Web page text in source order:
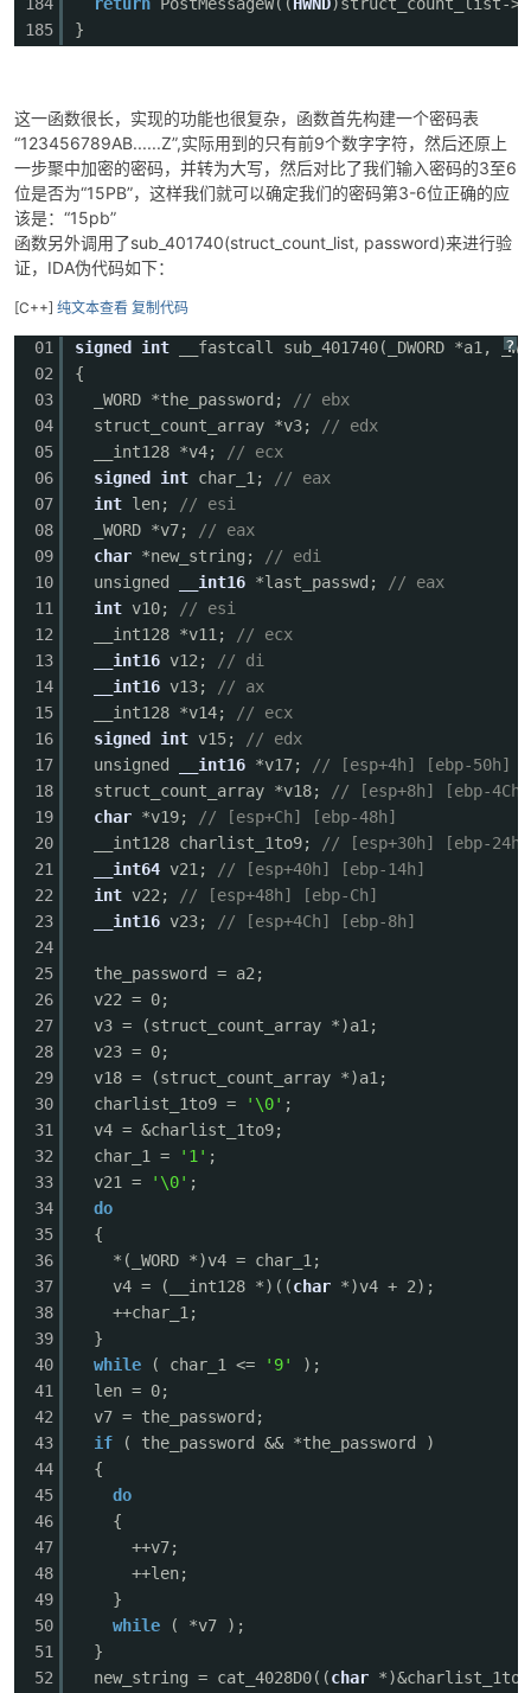
185
}
这一函数很长，实现的功能也很复杂，函数首先构建一个密码表
“123456789AB......Z”,实际用到的只有前9个数字字符，然后还原上
一步聚中加密的密码，并转为大写，然后对比了我们输入密码的3至6
位是否为“15PB”，这样我们就可以确定我们的密码第3-6位正确的应
该是：“15pb”
函数另外调用了sub_401740(struct_count_list, password)来进行验
证，IDA伪代码如下：
[C++] 纯文本查看 复制代码
?
01
02
03
04
05
06
07
08
09
10
11
12
13
14
15
16
17
18
19
20
21
22
23
24
25
26
27
28
29
30
31
32
33
34
35
36
37
38
39
40
41
42
43
44
45
46
47
48
49
50
51
52
signed int
__fastcall sub_401740(_DWORD *a1,
{
_WORD *the_password;
// ebx
struct_count_array *v3;
// edx
__int128 *v4;
// ecx
signed
int char_1;
// eax
int len;
// esi
_WORD *v7;
// eax
char *new_string;
// edi
unsigned
__int16 *last_passwd;
// eax
int v10;
// esi
__int128 *v11;
// ecx
__int16 v12;
// di
__int16 v13;
// ax
__int128 *v14;
// ecx
signed
int v15;
// edx
unsigned
__int16 *v17;
// [esp+4h] [ebp-50h]
struct_count_array *v18;
// [esp+8h] [ebp-4Ch]
char *v19;
// [esp+Ch] [ebp-48h]
__int128 charlist_1to9;
// [esp+30h] [ebp-24h]
__int64 v21;
// [esp+40h] [ebp-14h]
int v22;
// [esp+48h] [ebp-Ch]
__int16 v23; // [esp+4Ch] [ebp-8h]
the_password = a2;
v22 = 0;
v3 = (struct_count_array *)a1;
v23 = 0;
v18 = (struct_count_array *)a1;
charlist_1to9 =
'\0' ;
v4 = &charlist_1to9;
char_1 =
'1' ;
v21 =
'\0' ;
do
{
*(_WORD *)v4 = char_1;
v4 = (__int128 *)((char *)v4 + 2);
++char_1;
}
while
( char_1 <= '9'
);
len = 0;
v7 = the_password;
if
( the_password && *the_password )
{
do
{
++v7;
++len;
}
while
( *v7 );
}
new_string = cat_4028D0((char *)&charlist_1to9,